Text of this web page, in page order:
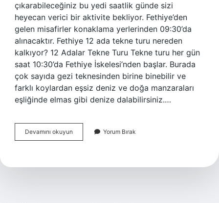
çıkarabileceğiniz bu yedi saatlik günde sizi
heyecan verici bir aktivite bekliyor. Fethiye’den
gelen misafirler konaklama yerlerinden 09:30’da
alınacaktır. Fethiye 12 ada tekne turu nereden
kalkıyor? 12 Adalar Tekne Turu Tekne turu her gün
saat 10:30’da Fethiye İskelesi’nden başlar. Burada
çok sayıda gezi teknesinden birine binebilir ve
farklı koylardan eşsiz deniz ve doğa manzaraları
eşliğinde elmas gibi denize dalabilirsiniz.…
Devamını okuyun
Adalar
Kadar
Yorum Bırak